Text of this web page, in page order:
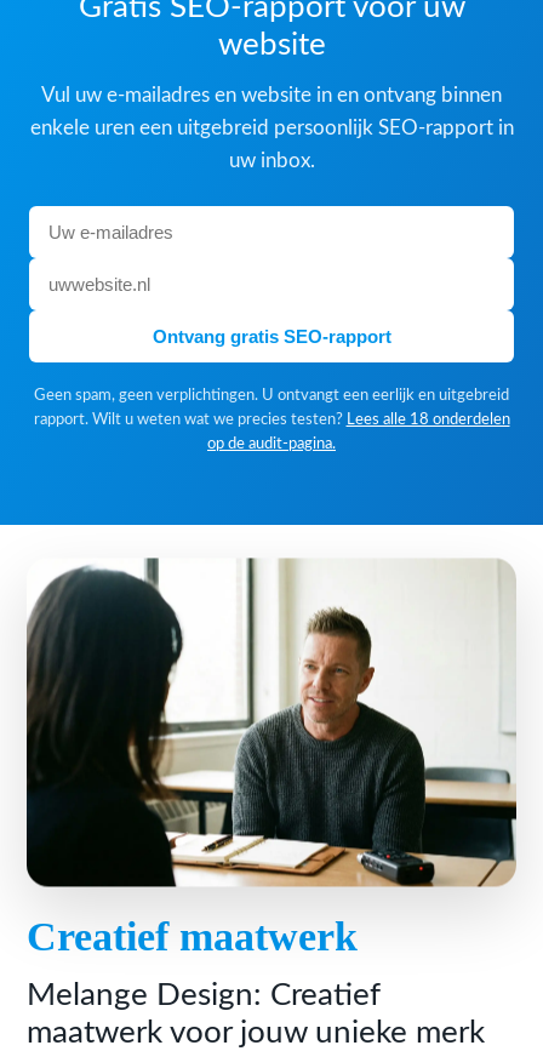
Gratis SEO-rapport voor uw
website
Vul uw e-mailadres en website in en ontvang binnen
enkele uren een uitgebreid persoonlijk SEO-rapport in
uw inbox.
Ontvang gratis SEO-rapport
Geen spam, geen verplichtingen. U ontvangt een eerlijk en uitgebreid
rapport. Wilt u weten wat we precies testen? Lees alle 18 onderdelen
op de audit-pagina.
Creatief maatwerk
Melange Design: Creatief
maatwerk voor jouw unieke merk